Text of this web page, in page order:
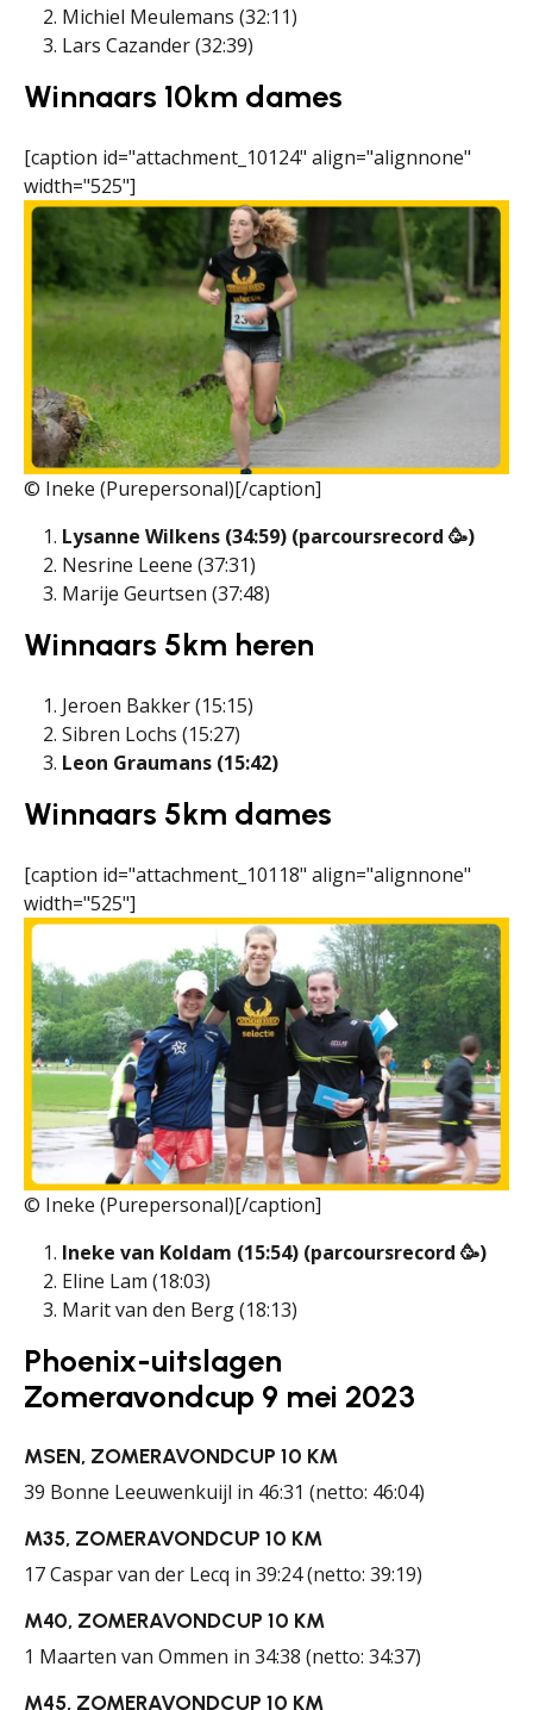
Michiel Meulemans (32:11)
Lars Cazander (32:39)
Winnaars 10km dames
[caption id="attachment_10124" align="alignnone"
width="525"]
© Ineke (Purepersonal)[/caption]
Lysanne Wilkens (34:59) (parcoursrecord 🥳)
Nesrine Leene (37:31)
Marije Geurtsen (37:48)
Winnaars 5km heren
Jeroen Bakker (15:15)
Sibren Lochs (15:27)
Leon Graumans (15:42)
Winnaars 5km dames
[caption id="attachment_10118" align="alignnone"
width="525"]
© Ineke (Purepersonal)[/caption]
Ineke van Koldam (15:54) (parcoursrecord 🥳)
Eline Lam (18:03)
Marit van den Berg (18:13)
Phoenix-uitslagen
Zomeravondcup 9 mei 2023
MSEN, ZOMERAVONDCUP 10 KM
39 Bonne Leeuwenkuijl in 46:31 (netto: 46:04)
M35, ZOMERAVONDCUP 10 KM
17 Caspar van der Lecq in 39:24 (netto: 39:19)
M40, ZOMERAVONDCUP 10 KM
1 Maarten van Ommen in 34:38 (netto: 34:37)
M45, ZOMERAVONDCUP 10 KM